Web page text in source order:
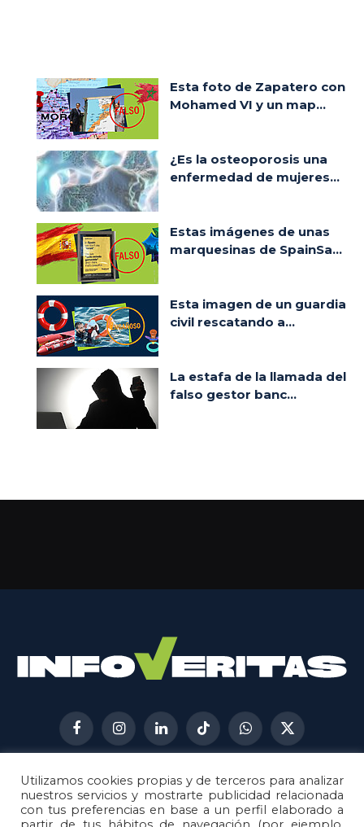
Esta foto de Zapatero con
Mohamed VI y un map...
¿Es la osteoporosis una
enfermedad de mujeres...
Estas imágenes de unas
marquesinas de SpainSa...
Esta imagen de un guardia
civil rescatando a...
La estafa de la llamada del
falso gestor banc...
FacebookInstagramLinkedInTikTokWhatsApp
X
(Twitter)
AVISO LEGAL
METODOLOGÍA
POLÍTICA DE COOKIES
Utilizamos cookies propias y de terceros para analizar
nuestros servicios y mostrarte publicidad relacionada
con tus preferencias en base a un perfil elaborado a